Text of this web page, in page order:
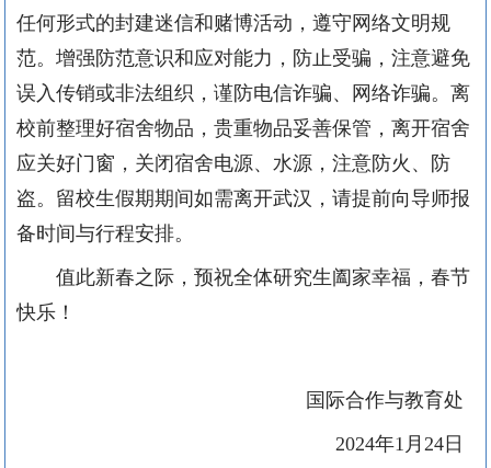
任何形式的封建迷信和赌博活动，遵守网络文明规
范。增强防范意识和应对能力，防止受骗，注意避免
误入传销或非法组织，谨防电信诈骗、网络诈骗。离
校前整理好宿舍物品，贵重物品妥善保管，离开宿舍
应关好门窗，关闭宿舍电源、水源，注意防火、防
盗。留校生假期期间如需离开武汉，请提前向导师报
备时间与行程安排。
值此新春之际，预祝全体研究生阖家幸福，春节
快乐！
国际合作与教育处
2024年1 月 24日